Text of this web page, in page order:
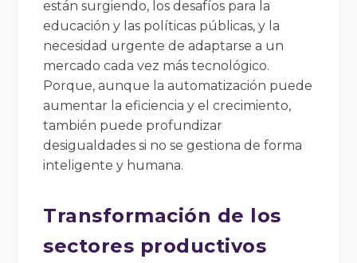
están surgiendo, los desafíos para la
educación y las políticas públicas, y la
necesidad urgente de adaptarse a un
mercado cada vez más tecnológico.
Porque, aunque la automatización puede
aumentar la eficiencia y el crecimiento,
también puede profundizar
desigualdades si no se gestiona de forma
inteligente y humana.
Transformación de los
sectores productivos